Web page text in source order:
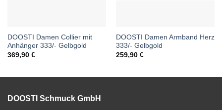
DOOSTI Damen Collier mit
Anhänger 333/- Gelbgold
369,90 €
DOOSTI Damen Armband Herz
333/- Gelbgold
259,90 €
DOOSTI Schmuck GmbH